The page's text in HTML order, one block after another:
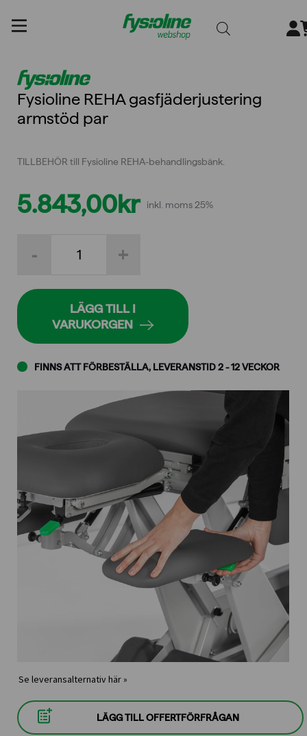
innehållet
Fysioline REHA gasfjäderjustering
armstöd par
TILLBEHÖR till Fysioline REHA-behandlingsbänk.
5.843,00kr inkl. moms 25%
FINNS ATT FÖRBESTÄLLA, LEVERANSTID 2 - 12 VECKOR
+
par
mängd
-
LÄGG TILL I
VARUKORGEN
Se leveransalternativ här »
LÄGG TILL OFFERTFÖRFRÅGAN